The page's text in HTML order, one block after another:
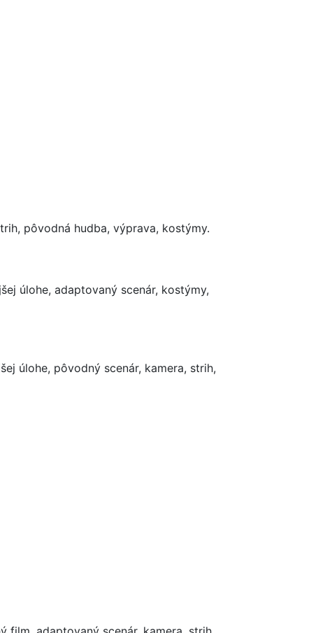
pôvodná hudba, výprava, kostýmy.
úlohe, adaptovaný scenár, kostýmy,
úlohe, pôvodný scenár, kamera, strih,